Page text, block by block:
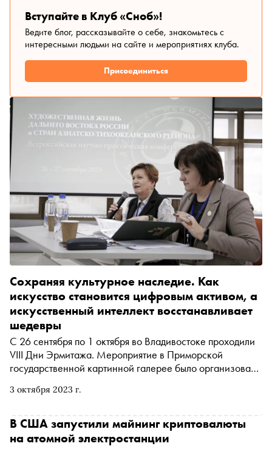
Вступайте в Клуб «Сноб»!
Ведите блог, рассказывайте о себе, знакомьтесь с
интересными людьми на сайте и мероприятиях клуба.
Присоединиться
3 октября 2023 г.
Сохраняя культурное наследие. Как
искусство становится цифровым активом, а
искусственный интеллект восстанавливает
шедевры
С 26 сентября по 1 октября во Владивостоке проходили
VIII Дни Эрмитажа. Мероприятие в Приморской
государственной картинной галерее было организовано
Эрмитаж» Михаила Пиотровского и правительства
Владивосток приехали профессионалы музейного дела.
«Сноб» узнал, что обсуждали на встрече и как
В США запустили майнинг криптовалюты
на атомной электростанции